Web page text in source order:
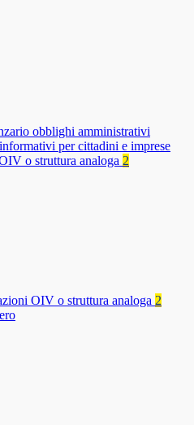
obblighi amministrativi
per cittadini e imprese
o struttura analoga 2
OIV o struttura analoga 2